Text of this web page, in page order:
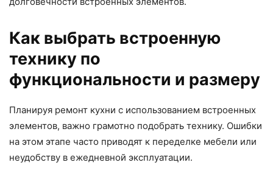
Как выбрать встроенную
технику по
функциональности и размеру
Планируя ремонт кухни с использованием встроенных
элементов, важно грамотно подобрать технику. Ошибки
на этом этапе часто приводят к переделке мебели или
неудобству в ежедневной эксплуатации.